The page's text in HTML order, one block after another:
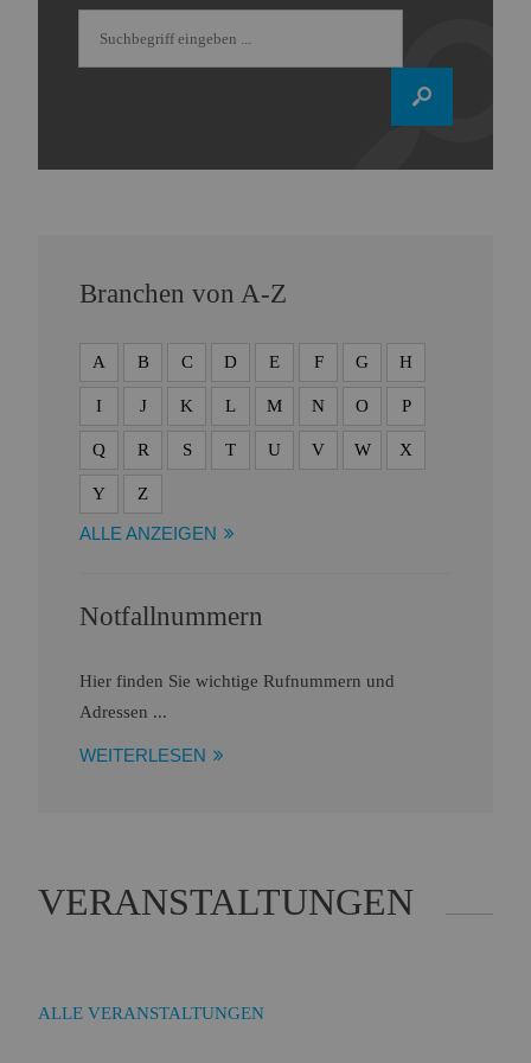
Branchen von A-Z
A B C D E F G H
I J K L M N O P
Q R S T U V W X
Y Z
ALLE ANZEIGEN
Notfallnummern
Hier finden Sie wichtige Rufnummern und
Adressen ...
WEITERLESEN
VERANSTALTUNGEN
ALLE VERANSTALTUNGEN